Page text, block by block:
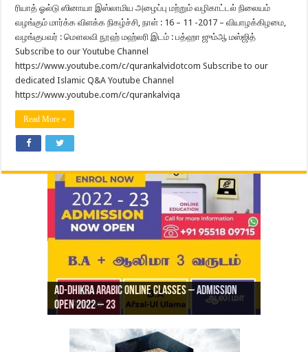
ரியாத் ஓல்டு ஸினாயா இஸ்லாமிய அழைப்பு மற்றும் வழிகாட்டல் நிலையம்
வழங்கும் மார்க்க விளக்க நிகழ்ச்சி, நாள் : 16 – 11 -2017 – வியாழக்கிழமை,
வழங்குபவர் : மௌலவி நூஹ் மஹ்லரி இடம் : பத்ஹா ஜும்ஆ மஸ்ஜித்
Subscribe to our Youtube Channel
https://www.youtube.com/c/qurankalvidotcom Subscribe to our
dedicated Islamic Q&A Youtube Channel
https://www.youtube.com/c/qurankalviqa
Read More »
Ad-Dhikra Arabic Online Classes – Admission
Open 2022 – 23
Ad-Dhikra Arabic Online Classes – BA Arabic
AD DHIKRA ARABIC COLLEGE ADMISSION
ரியாத் ஜும்ஆ தமிழாக்கம், Jamia Al Hajiri
Masjid (Kuwait Masjid), Malaz, Riyadh